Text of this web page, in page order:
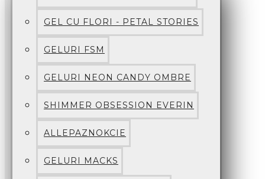
GEL CU FLORI - PETAL STORIES
GELURI FSM
GELURI NEON CANDY OMBRE
SHIMMER OBSESSION EVERIN
ALLEPAZNOKCIE
GELURI MACKS